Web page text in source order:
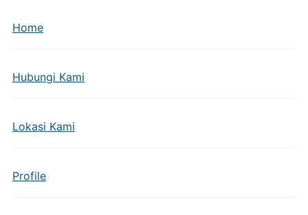
Home
Hubungi Kami
Lokasi Kami
Profile